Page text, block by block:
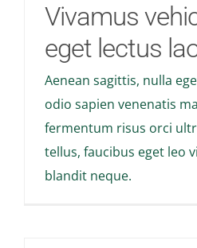
Vivamus
eget lectus
Aenean sagittis, nulla
odio sapien venenatis
fermentum risus orci
tellus, faucibus eget leo
blandit neque.